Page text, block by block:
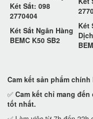
Két Sắt: 098
2770404
Két Sắt Ngân Hàng
BEMC K50 SB2
Két
Cam kết sản phẩm chính
✅ Cam kết chỉ mang
tốt nhất.